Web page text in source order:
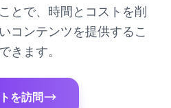
とで、時間とコストを削
コンテンツを提供するこ
きます。
を訪問